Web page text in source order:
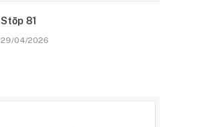
Stōp 81
29/04/2026